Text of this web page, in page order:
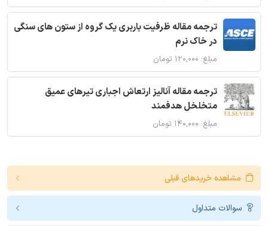
ترجمه مقاله ظرفیت باربری یک گروه از ستون های سنگی
در خاک نرم
مبلغ: ۱۲۰,۰۰۰ تومان
ترجمه مقاله آنالیز ارتعاش اجباری تیرهای عمیق
متخلخل هدفمند
مبلغ: ۱۴۰,۰۰۰ تومان
مشاهده خریدهای قبلی
سوالات متداول